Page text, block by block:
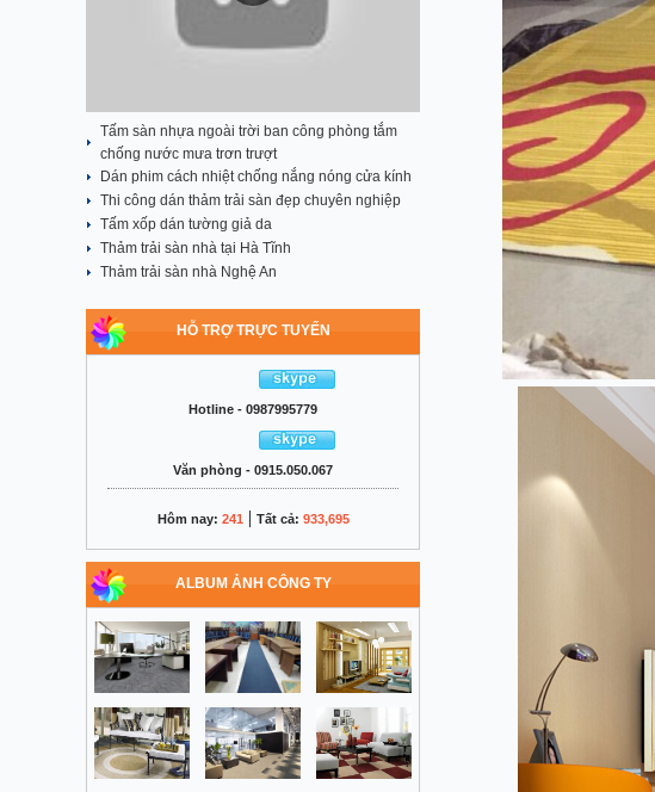
Tấm sàn nhựa ngoài trời ban công phòng tắm
chống nước mưa trơn trượt
Dán phim cách nhiệt chống nắng nóng cửa kính
Thi công dán thảm trải sàn đẹp chuyên nghiệp
Tấm xốp dán tường giả da
Thảm trải sàn nhà tại Hà Tĩnh
Thảm trải sàn nhà Nghệ An
HỖ TRỢ TRỰC TUYẾN
Hotline - 0987995779
Văn phòng - 0915.050.067
Hôm nay: 241 | Tất cả: 933,695
ALBUM ẢNH CÔNG TY